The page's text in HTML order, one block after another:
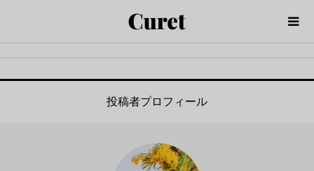
投稿者プロフィール